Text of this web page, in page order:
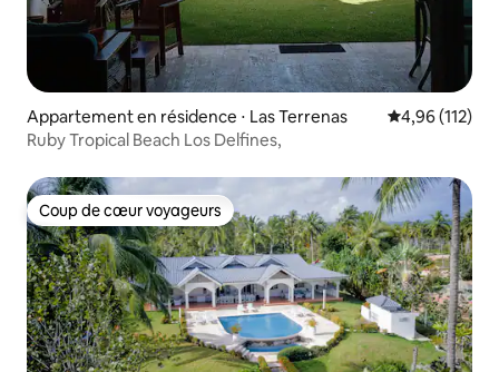
Appartement en résidence ⋅ Las Terrenas Évaluation
4,96 (112)
Ruby Tropical Beach Los Delfines,
Coup de cœur voyageurs
Coup de cœur voyageurs